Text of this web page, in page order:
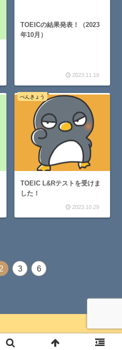
TOEICの結果発表！（2023
年10月）
2023.11.19
べんきょう
TOEIC L&Rテストを受けま
した！
2023.10.29
2 3 6
とりノート.